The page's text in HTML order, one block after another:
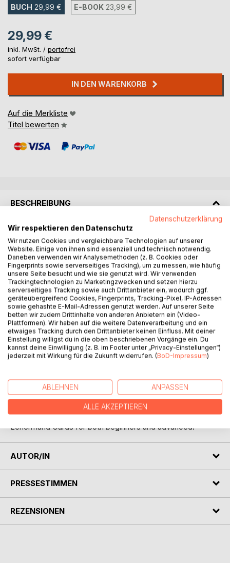
BUCH 29,99 € E-BOOK 23,99 €
29,99 €
inkl. MwSt. / portofrei
sofort verfügbar
IN DEN WARENKORB
Auf die Merkliste
Titel bewerten
BESCHREIBUNG
The "Grand Jeu Lenormand" is considered as the supreme
discipline in cartomancy. And in this book is written down all
the knowledge that is needed to predict the future with
these special cards.
This textbook with its facts about the origin and meanings
of the 54 Grand Lenormand Cards provides a quick and
clear introduction to fortune telling with these mystical
cards. It guides in a classic and traditional way - based on a
real instruction from the year 1845 and other old traditions -
step by step through the so-called "Grand Jeu" that once
Mlle. Lenormand did for her clients. The detailed
explanations of the only real method of interpretation and
of the modern aspects of the Grand Jeu, as well as
complete understanding of the handling of these
mysterious card deck.
So, this book about Fortune Telling with the Grand Jeu may
be an inspiration and a dictionary for the language of Grand
Lenormand Cards for both beginners and advanced.
AUTOR/IN
PRESSESTIMMEN
REZENSIONEN
Datenschutzerklärung
Wir respektieren den Datenschutz
Wir nutzen Cookies und vergleichbare Technologien auf unserer
Website. Einige von ihnen sind essenziell und technisch notwendig.
Daneben verwenden wir Analysemethoden (z. B. Cookies oder
Fingerprints sowie serverseitiges Tracking), um zu messen, wie häufig
unsere Seite besucht und wie sie genutzt wird. Wir verwenden
Trackingtechnologien zu Marketingzwecken und setzen hierzu
serverseitiges Tracking sowie auch Drittanbieter ein, wodurch ggf.
geräteübergreifend Cookies, Fingerprints, Tracking-Pixel, IP-Adressen
sowie gehashte E-Mail-Adressen genutzt werden. Auf unserer Seite
betten wir zudem Drittinhalte von anderen Anbietern ein (Video-
Plattformen). Wir haben auf die weitere Datenverarbeitung und ein
etwaiges Tracking durch den Drittanbieter keinen Einfluss. Mit deiner
Einstellung willigst du in die oben beschriebenen Vorgänge ein. Du
kannst deine Einwilligung (z. B. im Footer unter „Privacy-Einstellungen“)
jederzeit mit Wirkung für die Zukunft widerrufen. (BoD-Impressum)
ABLEHNEN ANPASSEN
ALLE AKZEPTIEREN